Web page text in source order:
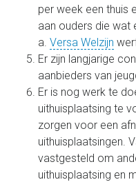
per week een thuis
aan ouders die wat
a. Versa Welzijn
Er zijn langjarige
aanbieders van
Er is nog werk te
uithuisplaatsing te
zorgen voor een
uithuisplaatsingen.
vastgesteld om
uithuisplaatsing en